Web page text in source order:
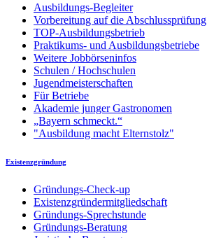
Ausbildungs-Begleiter
Vorbereitung auf die Abschlussprüfung
TOP-Ausbildungsbetrieb
Praktikums- und Ausbildungsbetriebe
Weitere Jobbörseninfos
Schulen / Hochschulen
Jugendmeisterschaften
Für Betriebe
Akademie junger Gastronomen
„Bayern schmeckt.“
"Ausbildung macht Elternstolz"
Existenzgründung
Gründungs-Check-up
Existenzgründermitgliedschaft
Gründungs-Sprechstunde
Gründungs-Beratung